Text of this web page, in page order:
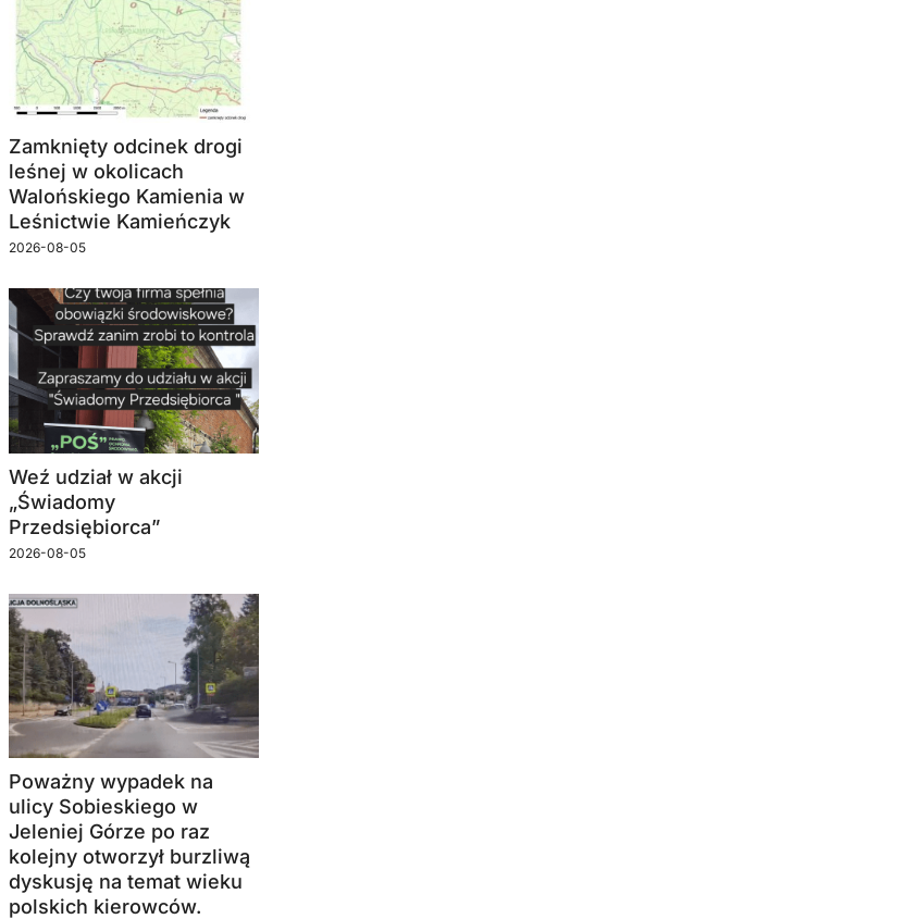
Zamknięty odcinek drogi
leśnej w okolicach
Walońskiego Kamienia w
Leśnictwie Kamieńczyk
2026-08-05
Weź udział w akcji
„Świadomy
Przedsiębiorca”
2026-08-05
Poważny wypadek na
ulicy Sobieskiego w
Jeleniej Górze po raz
kolejny otworzył burzliwą
dyskusję na temat wieku
polskich kierowców.